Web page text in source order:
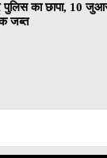
का छापा, 10
जब्त